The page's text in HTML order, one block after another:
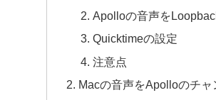
Apolloの音声を
Quicktimeの設定
注意点
Macの音声をApolloのチ